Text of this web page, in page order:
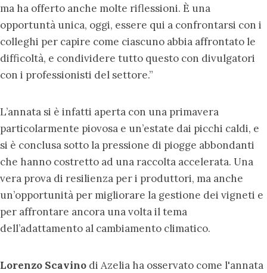
ma ha offerto anche molte riflessioni. È una
opportuntà unica, oggi, essere qui a confrontarsi con i
colleghi per capire come ciascuno abbia affrontato le
difficoltà, e condividere tutto questo con divulgatori
con i professionisti del settore.”
L’annata si è infatti aperta con una primavera
particolarmente piovosa e un’estate dai picchi caldi, e
si è conclusa sotto la pressione di piogge abbondanti
che hanno costretto ad una raccolta accelerata. Una
vera prova di resilienza per i produttori, ma anche
un’opportunità per migliorare la gestione dei vigneti e
per affrontare ancora una volta il tema
dell’adattamento al cambiamento climatico.
Lorenzo Scavino di Azelia ha osservato come l'annata